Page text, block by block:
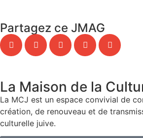
Partagez ce JMAG
La Maison de la
La MCJ est un espace convivial de
création, de renouveau et de
culturelle juive.